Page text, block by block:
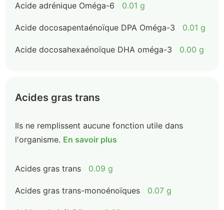
Acide adrénique Oméga-6 0.01 g
Acide docosapentaénoïque DPA Oméga-3 0.01 g
Acide docosahexaénoïque DHA oméga-3 0.00 g
Acides gras trans
Ils ne remplissent aucune fonction utile dans
l'organisme. En savoir plus
Acides gras trans 0.09 g
Acides gras trans-monoénoïques 0.07 g